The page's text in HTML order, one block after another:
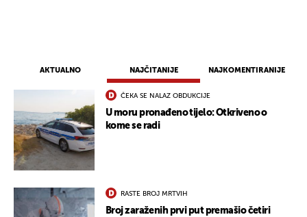
AKTUALNO NAJČITANIJE NAJKOMENTIRANIJE
ČEKA SE NALAZ OBDUKCIJE
U moru pronađeno tijelo: Otkriveno o
kome se radi
RASTE BROJ MRTVIH
Broj zaraženih prvi put premašio četiri